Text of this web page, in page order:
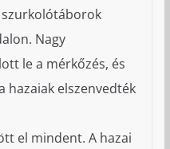
szurkolótáborok
Nagy
le a mérkőzés, és
hazaiak elszenvedték
el mindent. A hazai